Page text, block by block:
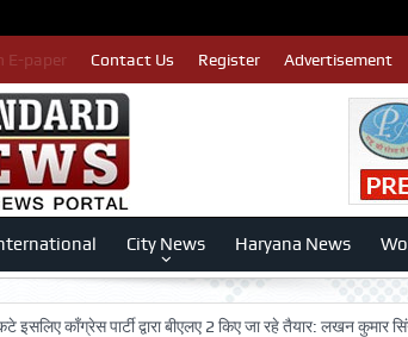
E-paper Contact Us Register Advertisement
City News Haryana News
पार्टी द्वारा बीएलए 2 किए जा रहे तैयार: लखन कुमार सिंगला